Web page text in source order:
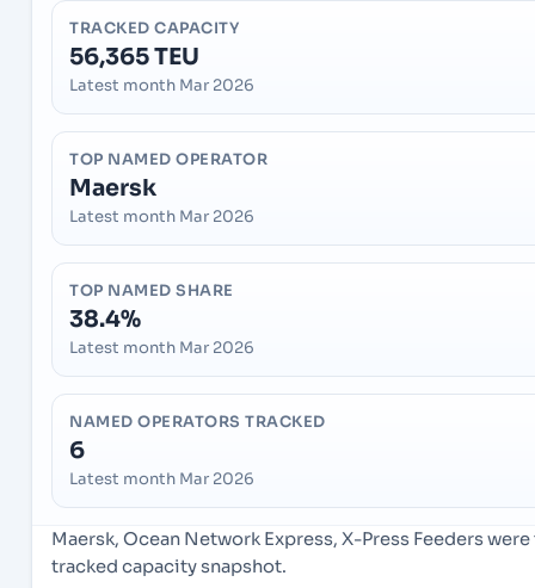
TRACKED CAPACITY
56,365 TEU
Latest month Mar 2026
TOP NAMED OPERATOR
Maersk
Latest month Mar 2026
TOP NAMED SHARE
38.4%
Latest month Mar 2026
NAMED OPERATORS TRACKED
6
Latest month Mar 2026
Maersk, Ocean Network Express, X-Press Feeders
tracked capacity snapshot.